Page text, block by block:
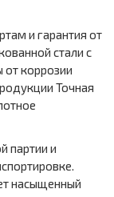
и гарантия от
стали с
коррозии
Точная
партии и
насыщенный